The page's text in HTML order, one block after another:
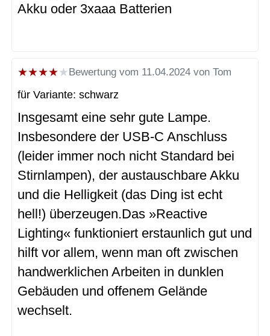
Akku oder 3xaaa Batterien
★★★★★Bewertung vom 11.04.2024 von Tom
für Variante: schwarz
Insgesamt eine sehr gute Lampe.
Insbesondere der USB-C Anschluss
(leider immer noch nicht Standard bei
Stirnlampen), der austauschbare Akku
und die Helligkeit (das Ding ist echt
hell!) überzeugen.Das »Reactive
Lighting« funktioniert erstaunlich gut und
hilft vor allem, wenn man oft zwischen
handwerklichen Arbeiten in dunklen
Gebäuden und offenem Gelände
wechselt.